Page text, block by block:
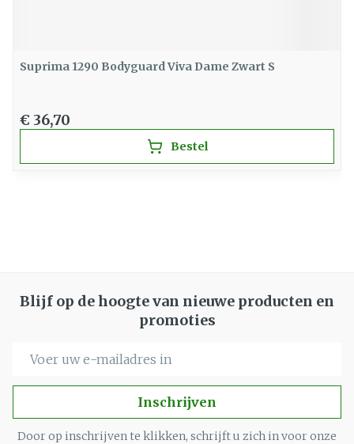
Suprima 1290 Bodyguard Viva Dame Zwart S
€ 36,70
Bestel
Blijf op de hoogte van nieuwe producten en
promoties
Inschrijven
Door op inschrijven te klikken, schrijft u zich in voor onze